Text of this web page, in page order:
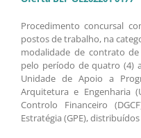
Procedimento concursal
postos de trabalho, na
modalidade de contrato
pelo período de quatro (4)
Unidade de Apoio a
Arquitetura e Engenharia
Controlo Financeiro
Estratégia (GPE),